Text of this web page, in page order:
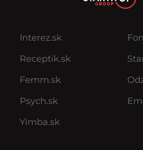
Interez.sk
Receptik.sk
Femm.sk
Psych.sk
Yimba.sk